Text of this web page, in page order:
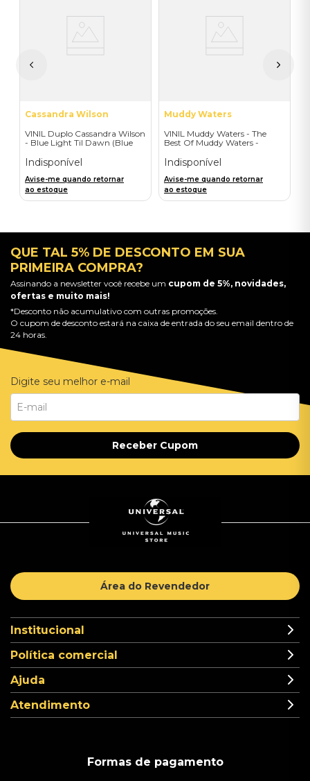
Cassandra Wilson
VINIL Duplo Cassandra Wilson
- Blue Light Til Dawn (Blue
Indisponível
Avise-me quando retornar
ao estoque
Muddy Waters
VINIL Muddy Waters - The
Best Of Muddy Waters -
Indisponível
Avise-me quando retornar
ao estoque
QUE TAL 5% DE DESCONTO EM SUA
PRIMEIRA COMPRA?
Assinando a newsletter você recebe um cupom de 5%, novidades,
ofertas e muito mais!
*Desconto não acumulativo com outras promoções.
O cupom de desconto estará na caixa de entrada do seu email dentro de
24 horas.
Digite seu melhor e-mail
Receber Cupom
Área do Revendedor
Institucional
Política comercial
Ajuda
Atendimento
Formas de pagamento